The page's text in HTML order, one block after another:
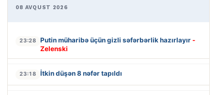
08 AVQUST 2026
23:28 Putin müharibə üçün gizli səfərbərlik hazırlayır -
Zelenski
23:18 İtkin düşən 8 nəfər tapıldı